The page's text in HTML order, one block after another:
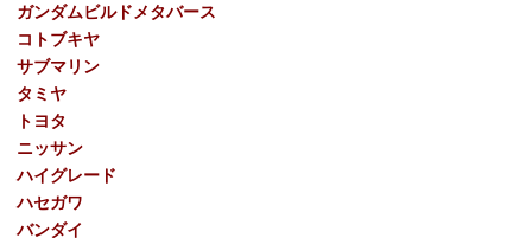
ガンダムビルドメタバース
コトブキヤ
サブマリン
タミヤ
トヨタ
ニッサン
ハイグレード
ハセガワ
バンダイ